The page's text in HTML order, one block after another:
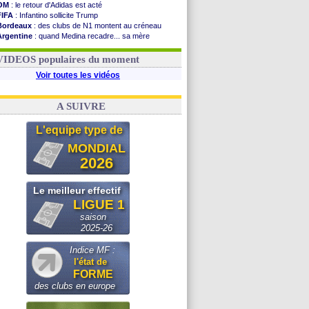
: le retour d'Adidas est acté
: Infantino sollicite Trump
: des clubs de N1 montent au créneau
: quand Medina recadre... sa mère
: Paixão attire un 2e club anglais
populaires du moment
Voir toutes les vidéos
A SUIVRE
L'equipe type de
MONDIAL
2026
Le meilleur effectif
LIGUE 1
saison
2025-26
Indice MF :
l'état de
FORME
des clubs en europe